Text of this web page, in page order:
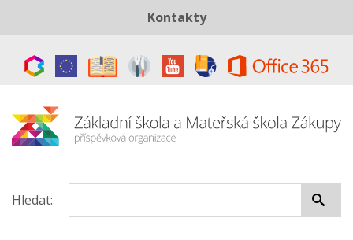
Kontakty
Datová schránka:ye8cp64
Hledat: